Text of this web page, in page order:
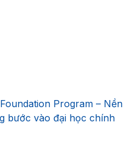
Program – Nền
bước vào đại học chính